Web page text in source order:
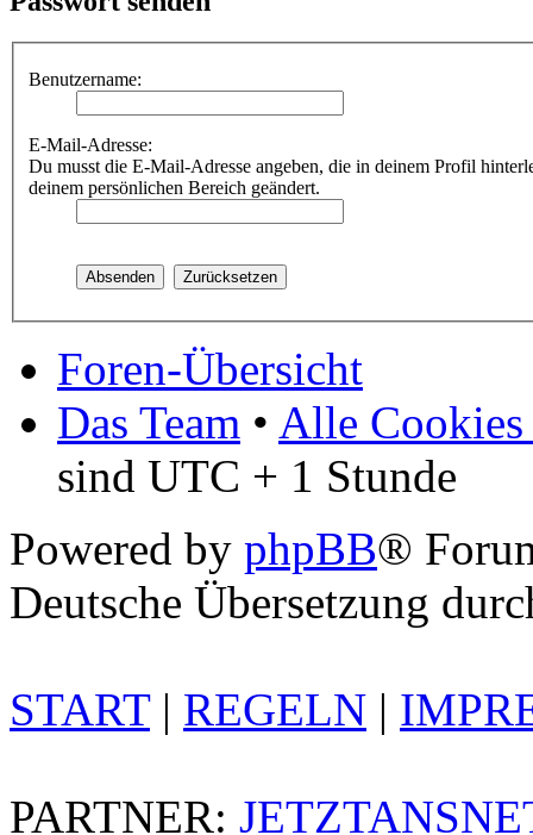
Benutzername:
E-Mail-Adresse:
Du musst die E-Mail-Adresse angeben, die in deinem Profil
deinem persönlichen Bereich geändert.
Foren-Übersicht
Das Team • Alle Cookies
sind UTC + 1 Stunde
Powered by phpBB®
Deutsche Übersetzung
START| REGELN |
PARTNER: